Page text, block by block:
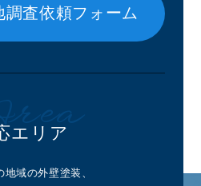
調査依頼フォーム
エリア
地域の外壁塗装、